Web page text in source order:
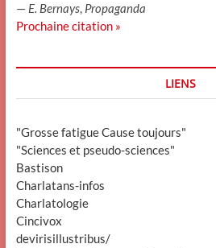
— E. Bernays, Propaganda
Prochaine citation »
LIENS
"Grosse fatigue Cause toujours"
"Sciences et pseudo-sciences"
Bastison
Charlatans-infos
Charlatologie
Cincivox
devirisillustribus/